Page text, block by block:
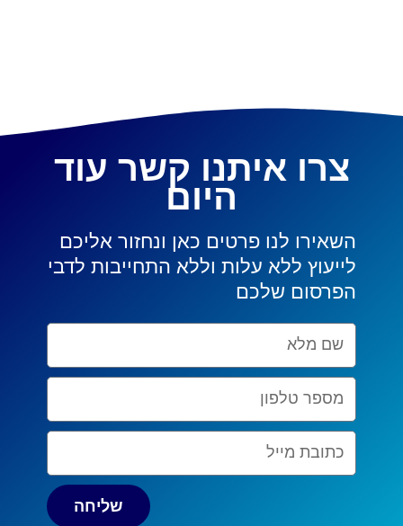
צרו איתנו קשר עוד
היום
השאירו לנו פרטים כאן ונחזור אליכם
לייעוץ ללא עלות וללא התחייבות לדבי
הפרסום שלכם
complet
téléphone
שליחה